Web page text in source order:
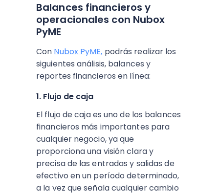
Balances financieros y
operacionales con Nubox
PyME
Con Nubox PyME, podrás realizar los
siguientes análisis, balances y
reportes financieros en línea:
1. Flujo de caja
El flujo de caja es uno de los balances
financieros más importantes para
cualquier negocio, ya que
proporciona una visión clara y
precisa de las entradas y salidas de
efectivo en un período determinado,
a la vez que señala cualquier cambio